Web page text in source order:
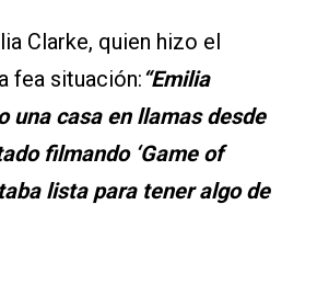
Clarke, quien hizo el
fea situación:“Emilia
una casa en llamas desde
filmando ‘Game of
lista para tener algo de